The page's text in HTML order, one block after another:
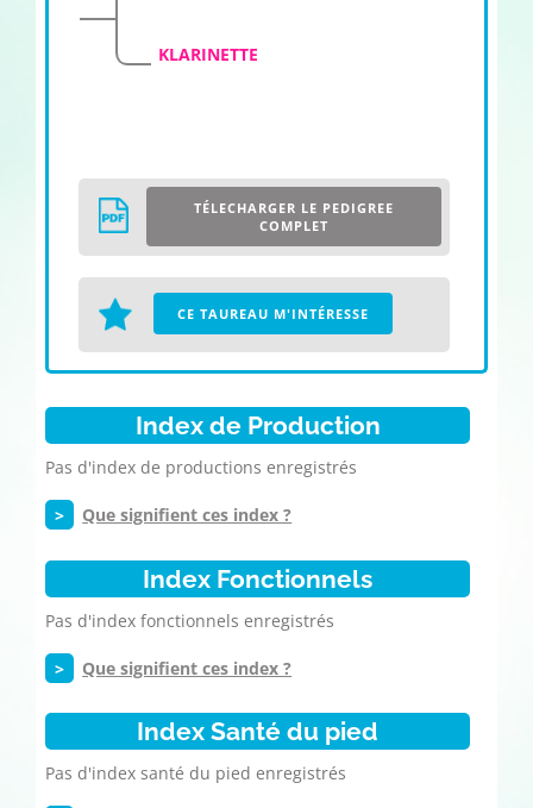
KLARINETTE
TÉLECHARGER LE PEDIGREE
COMPLET
CE TAUREAU M'INTÉRESSE
Index de Production
Pas d'index de productions enregistrés
> Que signifient ces index ?
Index Fonctionnels
Pas d'index fonctionnels enregistrés
> Que signifient ces index ?
Index Santé du pied
Pas d'index santé du pied enregistrés